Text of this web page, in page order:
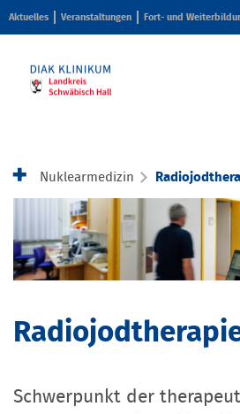
Aktuelles Veranstaltungen Fort- und
Ihr Aufenthalt
Karriere & Ausbildung
Über uns
Nuklearmedizin
Schwerpunkt der